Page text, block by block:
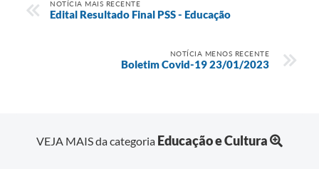
NOTÍCIA MAIS RECENTE
Edital Resultado Final PSS - Educação
NOTÍCIA MENOS RECENTE
Boletim Covid-19 23/01/2023
VEJA MAIS da categoria Educação e Cultura